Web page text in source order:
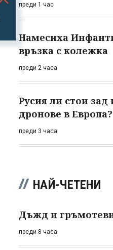
преди 1 час
Намесиха
връзка с колежка
преди 2 часа
Русия ли стои
дронове в Европа?
преди 3 часа
НАЙ-ЧЕТЕНИ
Дъжд и
преди 8 часа